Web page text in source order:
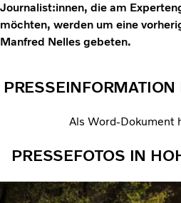
Journalist:innen, die am
möchten, werden um eine
Manfred Nelles gebeten.
PRESSEINFORMATION
Als Word-Dokument
PRESSEFOTOS IN